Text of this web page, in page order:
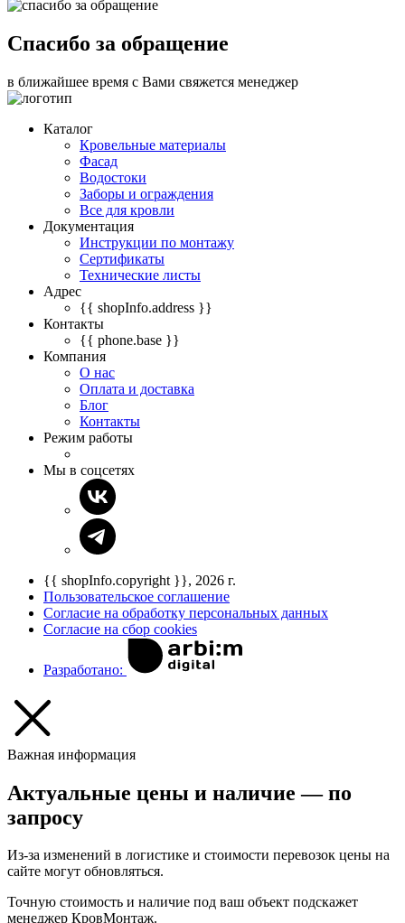
Спасибо за обращение
в ближайшее время с Вами свяжется менеджер
Каталог
Кровельные материалы
Фасад
Водостоки
Заборы и ограждения
Все для кровли
Документация
Инструкции по монтажу
Сертификаты
Технические листы
Адрес
{{ shopInfo.address }}
Контакты
{{ phone.base }}
Компания
О нас
Оплата и доставка
Блог
Контакты
Режим работы
Мы в соцсетях
{{ shopInfo.copyright }}, 2026 г.
Пользовательское соглашение
Согласие на обработку персональных данных
Согласие на сбор cookies
Разработано:
Важная информация
Актуальные цены и наличие — по
запросу
Из-за изменений в логистике и стоимости перевозок цены на
сайте могут обновляться.
Точную стоимость и наличие под ваш объект подскажет
менеджер КровМонтаж.